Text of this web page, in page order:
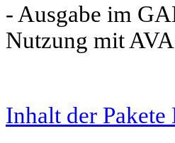
- Ausgabe im
Nutzung mit
Inhalt der